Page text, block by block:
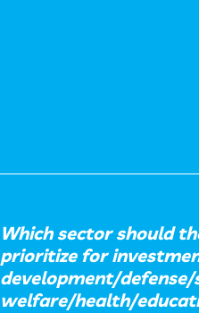
Which sector should
prioritize for
development/defense/
welfare/health/